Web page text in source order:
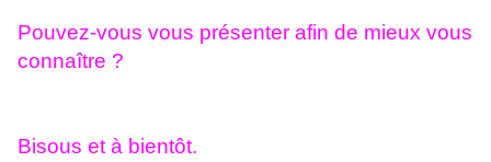
Pouvez-vous vous présenter afin de mieux vous
connaître ?
Bisous et à bientôt.